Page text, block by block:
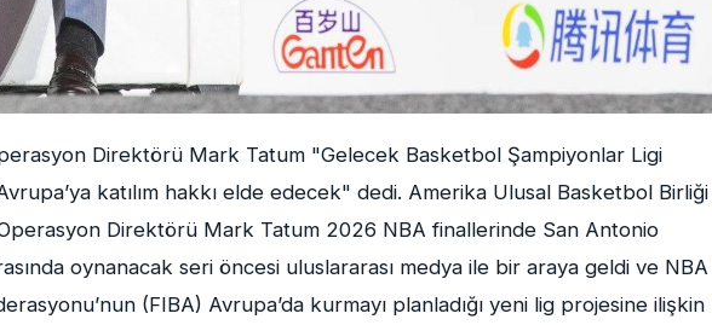
Direktörü Mark Tatum "Gelecek Basketbol Şampiyonlar Ligi
katılım hakkı elde edecek" dedi. Amerika Ulusal Basketbol Birliği
Operasyon Direktörü Mark Tatum 2026 NBA finallerinde San Antonio
oynanacak seri öncesi uluslararası medya ile bir araya geldi ve NBA
(FIBA) Avrupa’da kurmayı planladığı yeni lig projesine ilişkin